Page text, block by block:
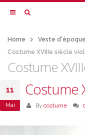
Home
Veste
Costume XVIIIe siècle
Costume
11
Mai
Costume
By costume